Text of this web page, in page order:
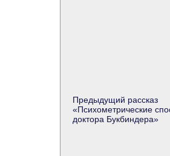
Предыдущий рассказ
«Психометрические
доктора Букбиндера»